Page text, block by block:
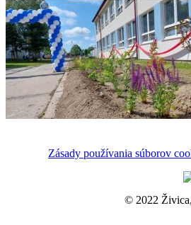
Zásady používania súborov
© 2022